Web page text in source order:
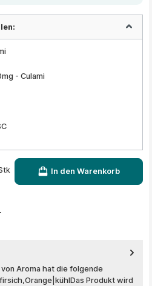
- Culami
Wert ein oder benutze die Schaltflächen um die
In den Warenkorb
von Aroma hat die folgende
Produkt wird